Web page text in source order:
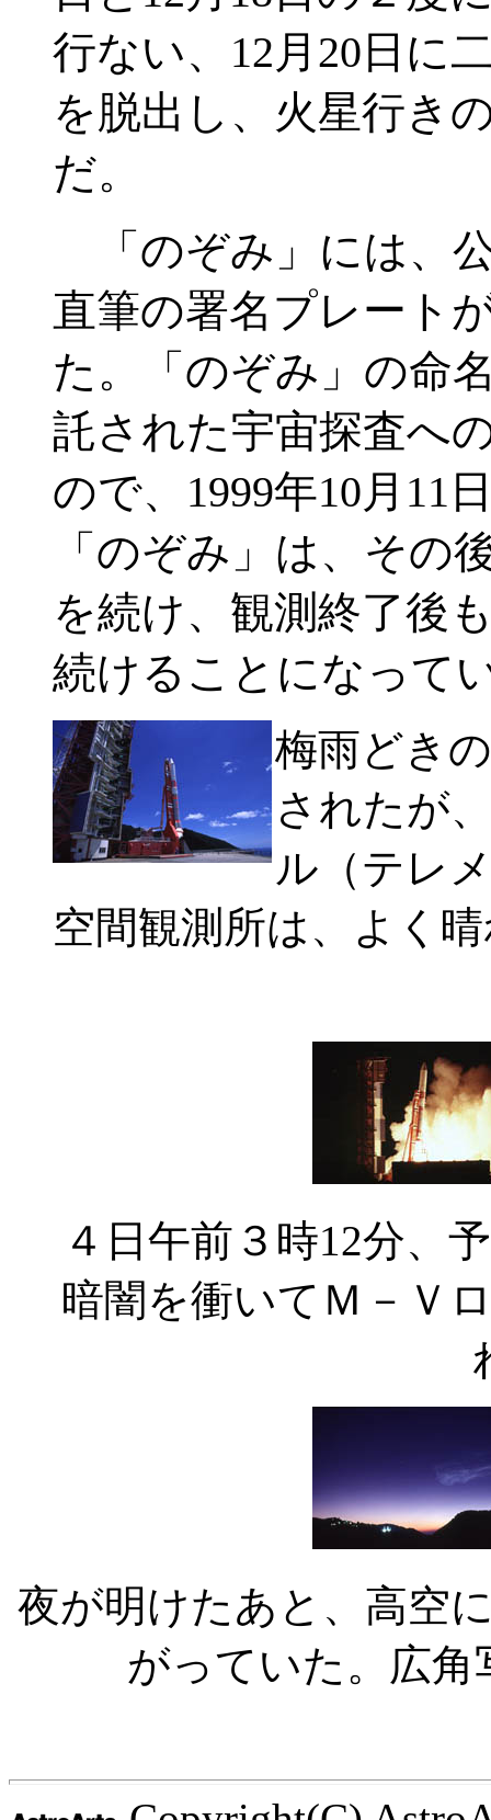
行ない、12月20日に
を脱出し、火星行き
だ。
「のぞみ」には、
直筆の署名プレート
た。「のぞみ」の命
託された宇宙探査へ
ので、1999年10月11
「のぞみ」は、その
を続け、観測終了後
続けることになって
梅雨どき
されたが
ル（テレ
空間観測所は、よく
４日午前３時12分、
暗闇を衝いてＭ－Ｖ
夜が明けたあと、高空
がっていた。広角